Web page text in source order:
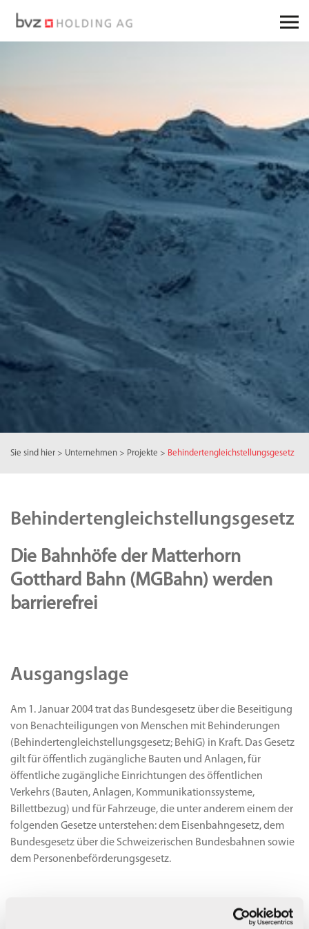
Sie sind hier > Unternehmen > Projekte > Behindertengleichstellungsgesetz
Behindertengleichstellungsgesetz
Die Bahnhöfe der Matterhorn
Gotthard Bahn (MGBahn) werden
barrierefrei
Ausgangslage
Am 1. Januar 2004 trat das Bundesgesetz über die Beseitigung
von Benachteiligungen von Menschen mit Behinderungen
(Behindertengleichstellungsgesetz; BehiG) in Kraft. Das Gesetz
gilt für öffentlich zugängliche Bauten und Anlagen, für
öffentliche zugängliche Einrichtungen des öffentlichen
Verkehrs (Bauten, Anlagen, Kommunikationssysteme,
Billettbezug) und für Fahrzeuge, die unter anderem einem der
folgenden Gesetze unterstehen: dem Eisenbahngesetz, dem
Bundesgesetz über die Schweizerischen Bundesbahnen sowie
dem Personenbeförderungsgesetz.